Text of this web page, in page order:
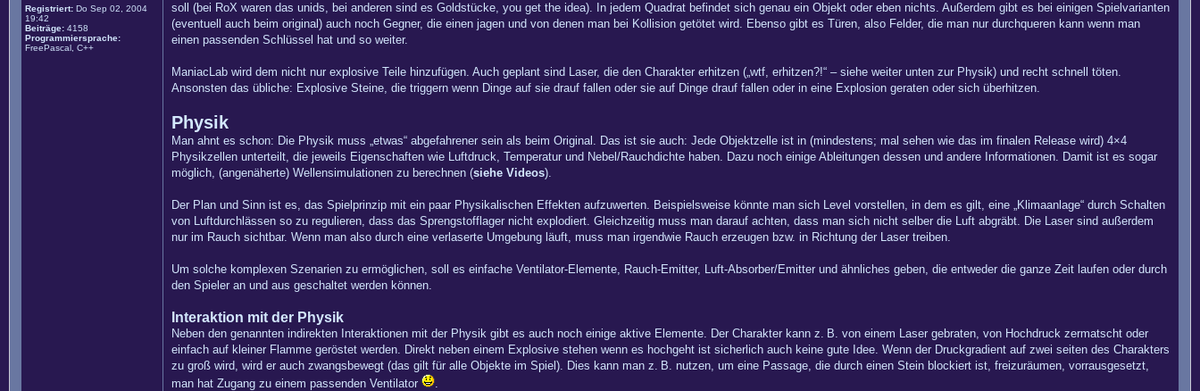
Registriert: Do Sep 02, 2004
19:42
Beiträge: 4158
Programmiersprache:
FreePascal, C++
soll (bei RoX waren das unids, bei anderen sind es Goldstücke, you get the idea). In jedem Quadrat befindet sich genau ein Objekt oder eben nichts. Außerdem gibt es bei einigen Spielvarianten
(eventuell auch beim original) auch noch Gegner, die einen jagen und von denen man bei Kollision getötet wird. Ebenso gibt es Türen, also Felder, die man nur durchqueren kann wenn man
einen passenden Schlüssel hat und so weiter.
ManiacLab wird dem nicht nur explosive Teile hinzufügen. Auch geplant sind Laser, die den Charakter erhitzen („wtf, erhitzen?!“ – siehe weiter unten zur Physik) und recht schnell töten.
Ansonsten das übliche: Explosive Steine, die triggern wenn Dinge auf sie drauf fallen oder sie auf Dinge drauf fallen oder in eine Explosion geraten oder sich überhitzen.
Physik
Man ahnt es schon: Die Physik muss „etwas“ abgefahrener sein als beim Original. Das ist sie auch: Jede Objektzelle ist in (mindestens; mal sehen wie das im finalen Release wird) 4×4
Physikzellen unterteilt, die jeweils Eigenschaften wie Luftdruck, Temperatur und Nebel/Rauchdichte haben. Dazu noch einige Ableitungen dessen und andere Informationen. Damit ist es sogar
möglich, (angenäherte) Wellensimulationen zu berechnen (siehe Videos).
Der Plan und Sinn ist es, das Spielprinzip mit ein paar Physikalischen Effekten aufzuwerten. Beispielsweise könnte man sich Level vorstellen, in dem es gilt, eine „Klimaanlage“ durch Schalten
von Luftdurchlässen so zu regulieren, dass das Sprengstofflager nicht explodiert. Gleichzeitig muss man darauf achten, dass man sich nicht selber die Luft abgräbt. Die Laser sind außerdem
nur im Rauch sichtbar. Wenn man also durch eine verlaserte Umgebung läuft, muss man irgendwie Rauch erzeugen bzw. in Richtung der Laser treiben.
Um solche komplexen Szenarien zu ermöglichen, soll es einfache Ventilator-Elemente, Rauch-Emitter, Luft-Absorber/Emitter und ähnliches geben, die entweder die ganze Zeit laufen oder durch
den Spieler an und aus geschaltet werden können.
Interaktion mit der Physik
Neben den genannten indirekten Interaktionen mit der Physik gibt es auch noch einige aktive Elemente. Der Charakter kann z. B. von einem Laser gebraten, von Hochdruck zermatscht oder
einfach auf kleiner Flamme geröstet werden. Direkt neben einem Explosive stehen wenn es hochgeht ist sicherlich auch keine gute Idee. Wenn der Druckgradient auf zwei seiten des Charakters
zu groß wird, wird er auch zwangsbewegt (das gilt für alle Objekte im Spiel). Dies kann man z. B. nutzen, um eine Passage, die durch einen Stein blockiert ist, freizuräumen, vorrausgesetzt,
man hat Zugang zu einem passenden Ventilator
.